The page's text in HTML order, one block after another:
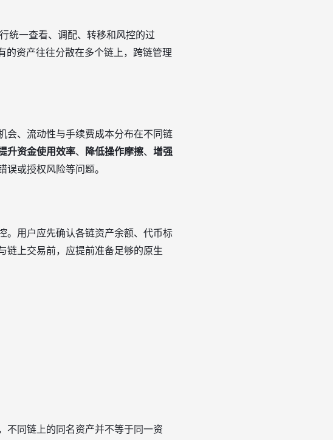
统一查看、调配、转移和风控的过
资产往往分散在多个链上，跨链管理
会、流动性与手续费成本分布在不同链
升资金使用效率、 降低操作摩擦、 增强
或授权风险等问题。
。用户应先确认各链资产余额、代币标
链上交易前，应提前准备足够的原生
不同链上的同名资产并不等于同一资